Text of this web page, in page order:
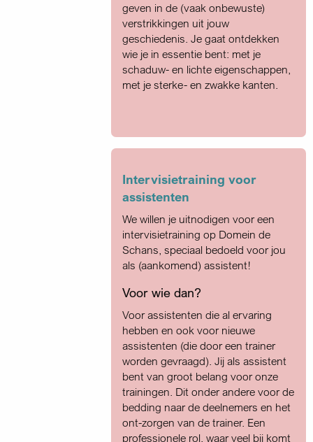
geven in de (vaak onbewuste)
verstrikkingen uit jouw
geschiedenis. Je gaat ontdekken
wie je in essentie bent: met je
schaduw- en lichte eigenschappen,
met je sterke- en zwakke kanten.
Intervisietraining voor
assistenten
We willen je uitnodigen voor een
intervisietraining op Domein de
Schans, speciaal bedoeld voor jou
als (aankomend) assistent!
Voor wie dan?
Voor assistenten die al ervaring
hebben en ook voor nieuwe
assistenten (die door een trainer
worden gevraagd). Jij als assistent
bent van groot belang voor onze
trainingen. Dit onder andere voor de
bedding naar de deelnemers en het
ont-zorgen van de trainer. Een
professionele rol, waar veel bij komt